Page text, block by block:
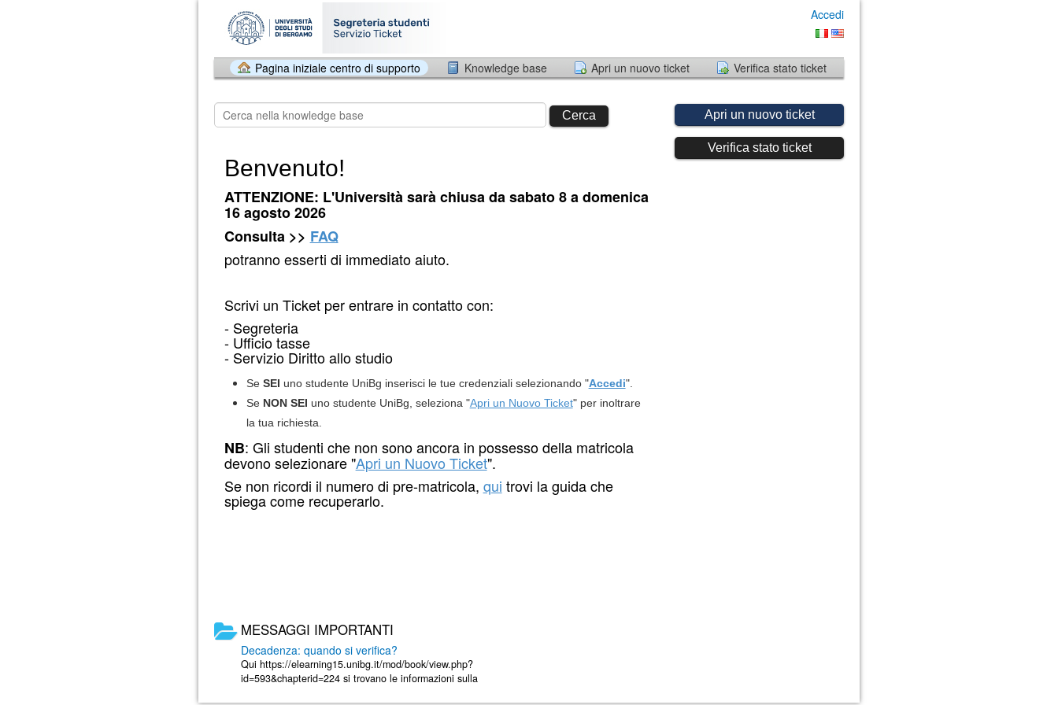
Accedi
Pagina iniziale centro di supporto Knowledge base Apri un nuovo ticket Verifica stato ticket
Apri un nuovo ticket
Verifica stato ticket
Cerca
Benvenuto!
ATTENZIONE: L'Università sarà chiusa da sabato 8 a domenica
16 agosto 2026
Consulta >> FAQ
potranno esserti di immediato aiuto.
Scrivi un Ticket per entrare in contatto con:
- Segreteria
- Ufficio tasse
- Servizio Diritto allo studio
Se SEI uno studente UniBg inserisci le tue credenziali selezionando "Accedi".
Se NON SEI uno studente UniBg, seleziona "Apri un Nuovo Ticket" per inoltrare
la tua richiesta.
NB: Gli studenti che non sono ancora in possesso della matricola
devono selezionare "Apri un Nuovo Ticket".
Se non ricordi il numero di pre-matricola, qui trovi la guida che
spiega come recuperarlo.
MESSAGGI IMPORTANTI
Decadenza: quando si verifica?
Qui https://elearning15.unibg.it/mod/book/view.php?
id=593&chapterid=224 si trovano le informazioni sulla